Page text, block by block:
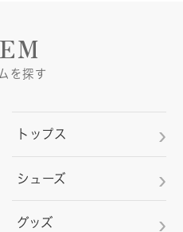
を探す
トップス
シューズ
グッズ